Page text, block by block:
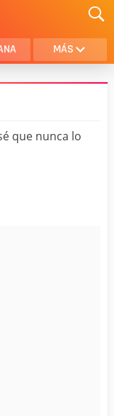
MÁS
AMOR
HIJA
que nunca lo